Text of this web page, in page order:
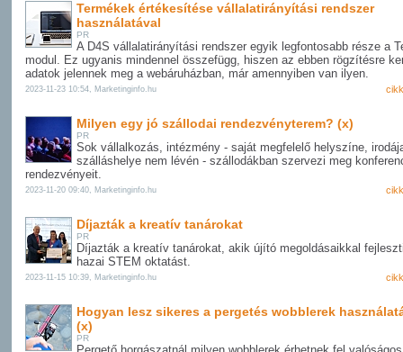
Termékek értékesítése vállalatirányítási rendszer
használatával
PR
A D4S vállalatirányítási rendszer egyik legfontosabb része a
modul. Ez ugyanis mindennel összefügg, hiszen az ebben rögzítésre
adatok jelennek meg a webáruházban, már amennyiben van ilyen.
2023-11-23 10:54, Marketinginfo.hu
Milyen egy jó szállodai rendezvényterem? (x)
PR
Sok vállalkozás, intézmény - saját megfelelő helyszíne,
szálláshelye nem lévén - szállodákban szervezi meg
rendezvényeit.
2023-11-20 09:40, Marketinginfo.hu
Díjazták a kreatív tanárokat
PR
Díjazták a kreatív tanárokat, akik újító megoldásaikkal
hazai STEM oktatást.
2023-11-15 10:39, Marketinginfo.hu
Hogyan lesz sikeres a pergetés wobblerek
(x)
PR